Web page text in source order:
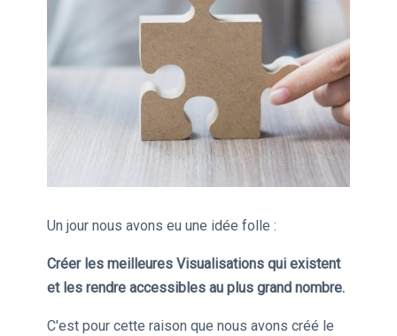
Un jour nous avons eu une idée folle :
Créer les meilleures Visualisations qui existent
et les rendre accessibles au plus grand nombre.
C'est pour cette raison que nous avons créé le